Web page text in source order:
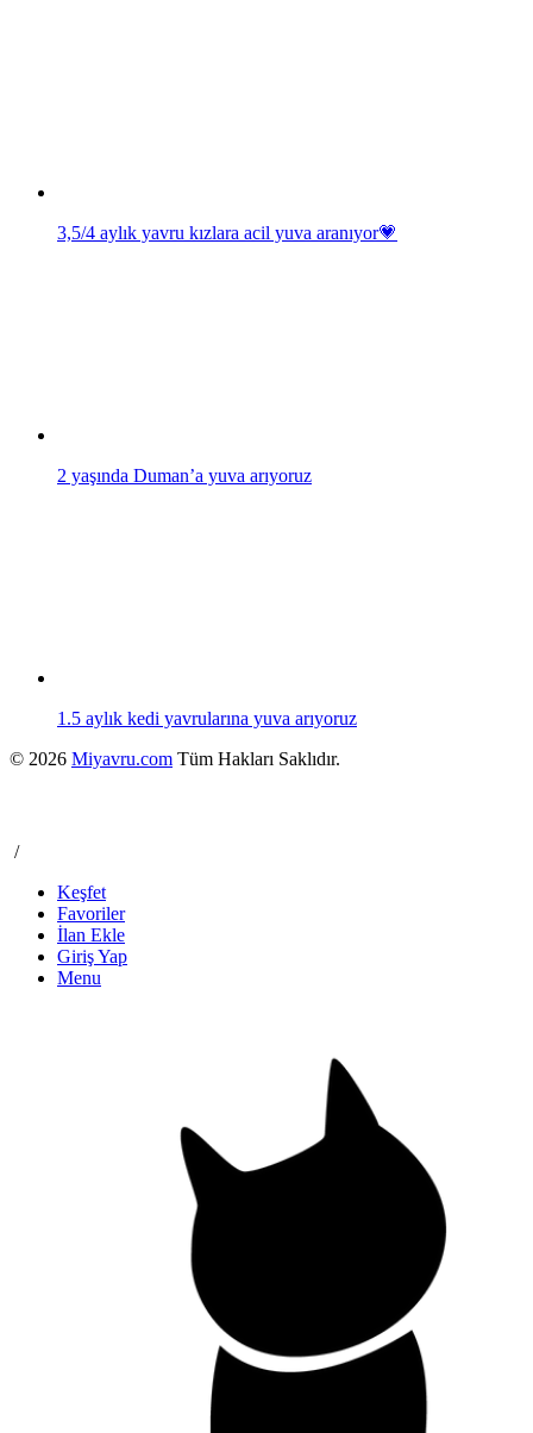
3,5/4 aylık yavru kızlara acil yuva aranıyor💗
2 yaşında Duman’a yuva arıyoruz
1.5 aylık kedi yavrularına yuva arıyoruz
© 2026 Miyavru.com Tüm Hakları Saklıdır.
/
Keşfet
Favoriler
İlan Ekle
Giriş Yap
Menu